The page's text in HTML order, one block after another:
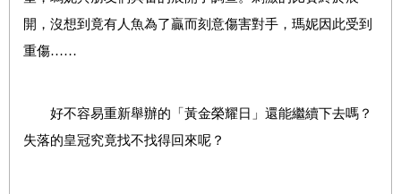
開，沒想到竟有人魚為了贏而刻意傷害對手，瑪妮因此受到
重傷……
好不容易重新舉辦的「黃金榮耀日」還能繼續下去嗎？
失落的皇冠究竟找不找得回來呢？